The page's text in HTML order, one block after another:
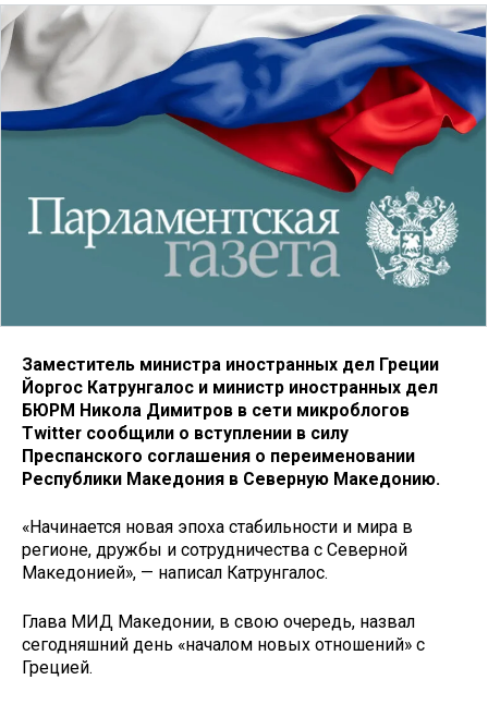
Заместитель министра иностранных дел Греции
Йоргос Катрунгалос и министр иностранных дел
БЮРМ Никола Димитров в сети микроблогов
Twitter сообщили о вступлении в силу
Преспанского соглашения о переименовании
Республики Македония в Северную Македонию.
«Начинается новая эпоха стабильности и мира в
регионе, дружбы и сотрудничества с Северной
Македонией», — написал Катрунгалос.
Глава МИД Македонии, в свою очередь, назвал
сегодняшний день «началом новых отношений» с
Грецией.